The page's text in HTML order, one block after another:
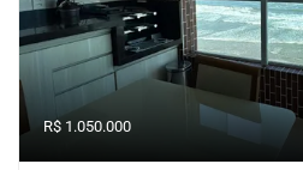
R$ 1.050.000